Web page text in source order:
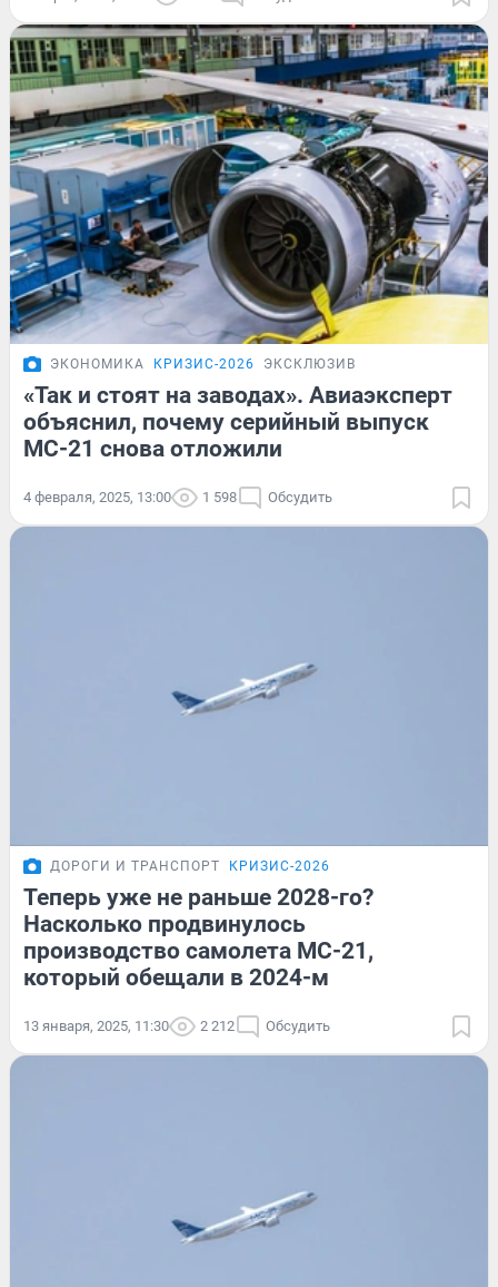
ЭКОНОМИКА КРИЗИС-2026 ЭКСКЛЮЗИВ
«Так и стоят на заводах». Авиаэксперт
объяснил, почему серийный выпуск
МС-21 снова отложили
4 февраля, 2025, 13:00 1 598 Обсудить
ДОРОГИ И ТРАНСПОРТ КРИЗИС-2026
Теперь уже не раньше 2028-го?
Насколько продвинулось
производство самолета МС-21,
который обещали в 2024-м
13 января, 2025, 11:30 2 212 Обсудить